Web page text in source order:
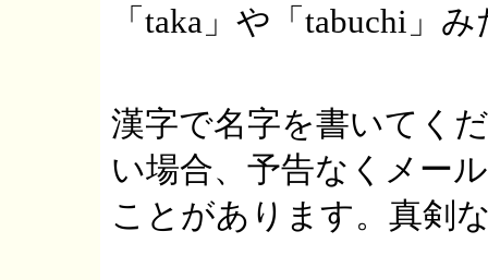
「taka」や「tabuchi」
漢字で名字を書いてく
い場合、予告なくメー
ことがあります。真剣